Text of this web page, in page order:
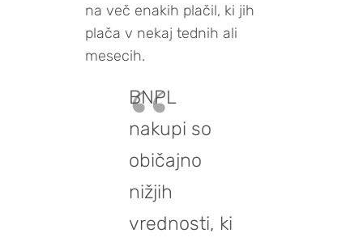
na več enakih plačil, ki jih
plača v nekaj tednih ali
mesecih.
BNPL
nakupi so
običajno
nižjih
vrednosti, ki